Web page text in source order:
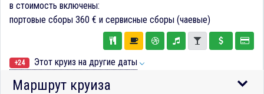
в стоимость включены:
портовые сборы 360 € и сервисные сборы (чаевые)
+24 Этот круиз на другие даты
Маршрут круиза